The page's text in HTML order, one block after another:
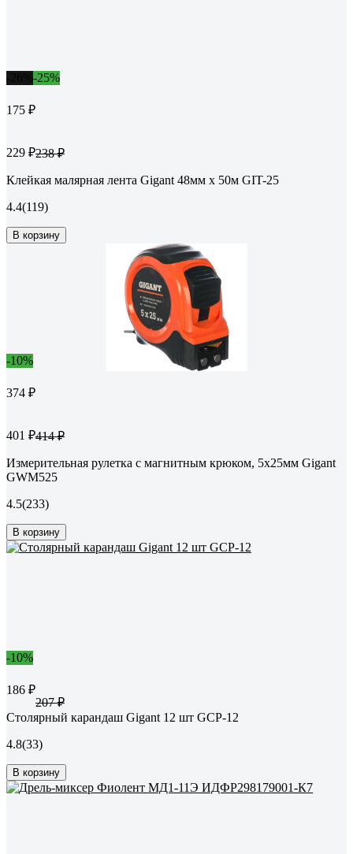
-25%
175 ₽
229 ₽238 ₽
Клейкая малярная лента Gigant 48мм x 50м GIT-25
4.4(119)
В корзину
-10%
374 ₽
401 ₽414 ₽
Измерительная рулетка с магнитным крюком, 5x25мм Gigant
GWM525
4.5(233)
В корзину
-10%
186 ₽
207 ₽
Столярный карандаш Gigant 12 шт GCP-12
4.8(33)
В корзину